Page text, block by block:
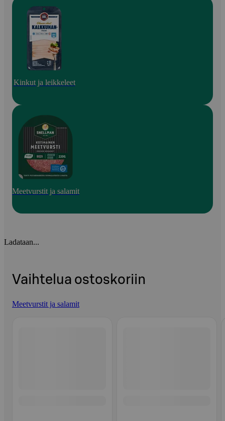
Kinkut ja leikkeleet
Meetvurstit ja salamit
Ladataan...
Vaihtelua ostoskoriin
Meetvurstit ja salamit